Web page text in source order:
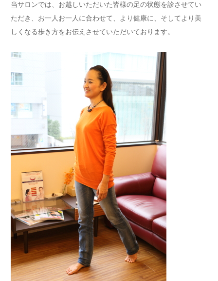
当サロンでは、お越しいただいた皆様の足の状態を診させてい
ただき、お一人お一人に合わせて、より健康に、そしてより美
しくなる歩き方をお伝えさせていただいております。